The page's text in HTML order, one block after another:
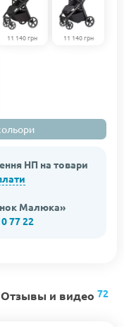
11 140 грн 11 140 грн
НП на товари
Малюка»
77 22
Отзывы и видео 72